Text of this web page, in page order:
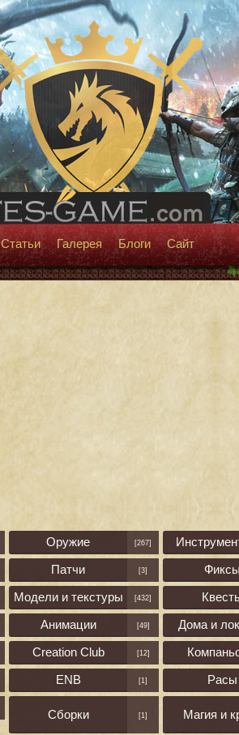
Статьи Галерея Блоги Сайт
Оружие [267]
Патчи [3] Фиксы
Модели и текстуры [432]
Анимации [49] Дома и
Creation Club [12]
ENB [1] Расы
Сборки [1] Магия и